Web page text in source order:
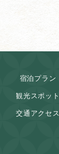
宿泊プラン
観光スポット
交通アクセス